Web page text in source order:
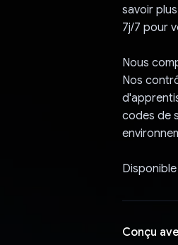
savoir
7j/7 pour
Nous
Nos
codes de
Conçu